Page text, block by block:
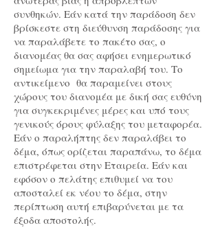
συνθηκών. Εάν κατά την παράδοση δεν
βρίσκεστε στη διεύθυνση παράδοσης για
να παραλάβετε το πακέτο σας, ο
διανομέας θα σας αφήσει ενημερωτικό
σημείωμα για την παραλαβή του. Το
αντικείμενο θα παραμείνει στους
χώρους του διανομέα με δική σας ευθύνη
για συγκεκριμένες μέρες και υπό τους
γενικούς όρους φύλαξης του μεταφορέα.
Εάν ο παραλήπτης δεν παραλάβει το
δέμα, όπως ορίζεται παραπάνω, το δέμα
επιστρέφεται στην Εταιρεία. Εάν και
εφόσον ο πελάτης επιθυμεί να του
αποσταλεί εκ νέου το δέμα, στην
περίπτωση αυτή επιβαρύνεται με τα
έξοδα αποστολής.